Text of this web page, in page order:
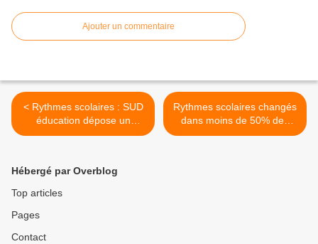
Ajouter un commentaire
< Rythmes scolaires : SUD
éducation dépose un
recours en Conseil d’État
Rythmes scolaires changés
dans moins de 50% des
communes en 2013 >
Hébergé par Overblog
Top articles
Pages
Contact